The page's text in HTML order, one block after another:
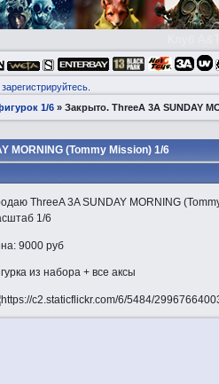
зарегистрируйтесь.
1/6 »Закрытo. ThreeA 3A SUNDAY
MORNING (Tommy Mission) 1/6
ThreeA 3A SUNDAY MORNING
1/6
9000 руб
из набора + все аксы